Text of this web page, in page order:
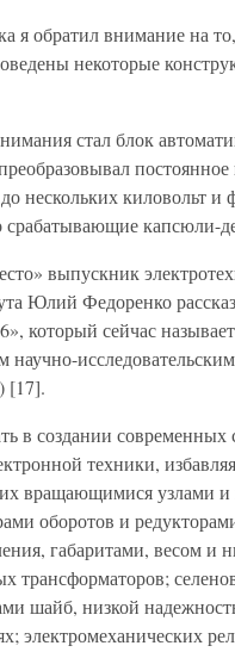
я обратил внимание на
некоторые
стал блок
нескольких киловольт и
капсюли-
выпускник
Юлий Федоренко
который сейчас
в создании
техники,
вращающимися узлами и
оборотов и
габаритами, весом и
трансформаторов;
шайб, низкой
электромеханических